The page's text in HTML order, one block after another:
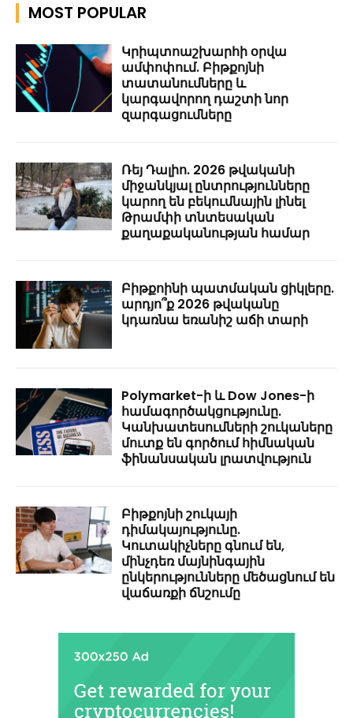
MOST POPULAR
Կրիպտոաշխարհի օրվա
ամփոփում. Բիթքոյնի
տատանումները և
կարգավորող դաշտի նոր
զարգացումները
Ռեյ Դալիո. 2026 թվականի
միջանկյալ ընտրությունները
կարող են բեկումնային լինել
Թրամփի տնտեսական
քաղաքականության համար
Բիթքոինի պատմական ցիկլերը.
արդյո՞ք 2026 թվականը
կդառնա եռանիշ աճի տարի
Polymarket-ի և Dow Jones-ի
համագործակցությունը.
Կանխատեսումների շուկաները
մուտք են գործում հիմնական
ֆինանսական լրատվություն
Բիթքոյնի շուկայի
դիմակայությունը.
Կուտակիչները գնում են,
մինչդեռ մայնինգային
ընկերությունները մեծացնում են
վաճառքի ճնշումը